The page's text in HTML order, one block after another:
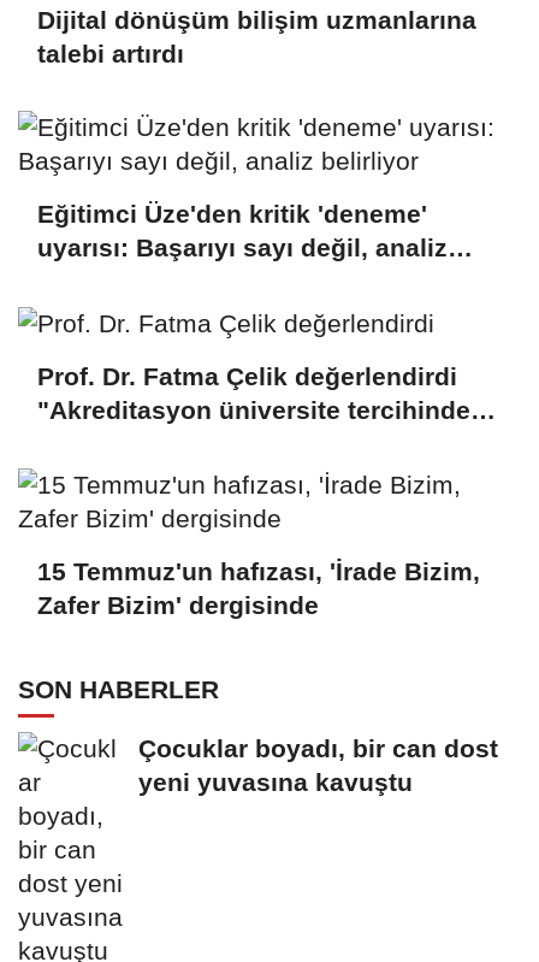
Dijital dönüşüm bilişim uzmanlarına
talebi artırdı
Eğitimci Üze'den kritik 'deneme'
uyarısı: Başarıyı sayı değil, analiz
Prof. Dr. Fatma Çelik değerlendirdi
"Akreditasyon üniversite tercihinde
parametredir"
15 Temmuz'un hafızası, 'İrade Bizim,
Zafer Bizim' dergisinde
SON HABERLER
Çocuklar boyadı, bir can dost
yeni yuvasına kavuştu